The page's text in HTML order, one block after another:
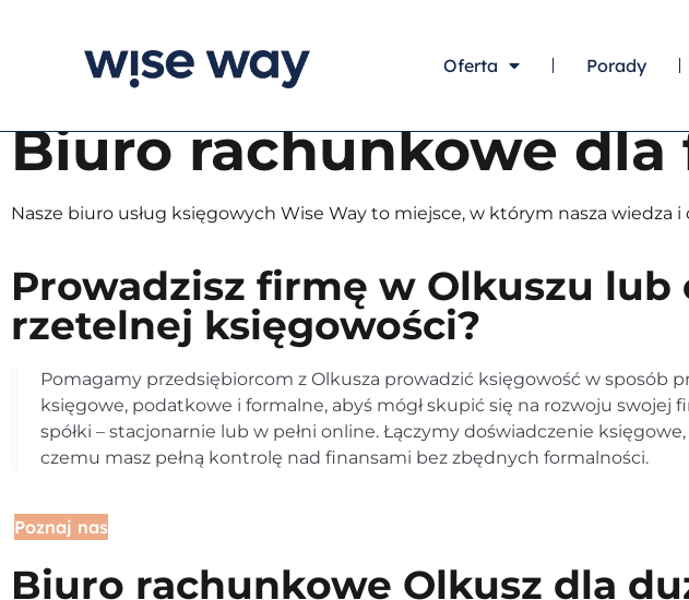
Oferta Porady
Księgi rachunkowe, spółki,
w Olkuszu
Sprawdź naszą ofertę
Biuro rachunkowe dla
Nasze biuro usług księgowych Wise Way to miejsce, w którym nasza
Prowadzisz firmę w Olkuszu lub
rzetelnej księgowości?
Pomagamy przedsiębiorcom z Olkusza prowadzić księgowość w sposób
księgowe, podatkowe i formalne, abyś mógł skupić się na rozwoju swojej
spółki – stacjonarnie lub w pełni online. Łączymy doświadczenie
czemu masz pełną kontrolę nad finansami bez zbędnych formalności.
Poznaj nas
Biuro rachunkowe Olkusz dla